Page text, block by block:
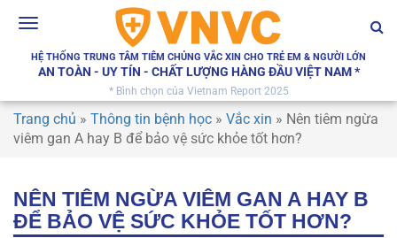
Toggle
HỆ THỐNG TRUNG TÂM TIÊM CHỦNG VẮC XIN CHO TRẺ EM & NGƯỜI LỚN
AN TOÀN - UY TÍN - CHẤT LƯỢNG HÀNG ĐẦU VIỆT NAM *
* Bình chọn của Vietnam Report 2025
Trang chủ » Thông tin bệnh học » Vắc xin » Nên tiêm ngừa
viêm gan A hay B để bảo vệ sức khỏe tốt hơn?
NÊN TIÊM NGỪA VIÊM GAN A HAY B
ĐỂ BẢO VỆ SỨC KHỎE TỐT HƠN?